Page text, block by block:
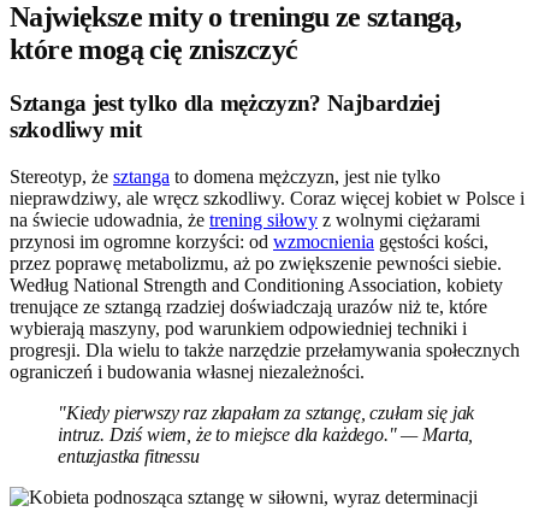
Największe mity o treningu ze sztangą,
które mogą cię zniszczyć
Sztanga jest tylko dla mężczyzn? Najbardziej
szkodliwy mit
Stereotyp, że sztanga to domena mężczyzn, jest nie tylko
nieprawdziwy, ale wręcz szkodliwy. Coraz więcej kobiet w Polsce i
na świecie udowadnia, że trening siłowy z wolnymi ciężarami
przynosi im ogromne korzyści: od wzmocnienia gęstości kości,
przez poprawę metabolizmu, aż po zwiększenie pewności siebie.
Według National Strength and Conditioning Association, kobiety
trenujące ze sztangą rzadziej doświadczają urazów niż te, które
wybierają maszyny, pod warunkiem odpowiedniej techniki i
progresji. Dla wielu to także narzędzie przełamywania społecznych
ograniczeń i budowania własnej niezależności.
"Kiedy pierwszy raz złapałam za sztangę, czułam się jak
intruz. Dziś wiem, że to miejsce dla każdego." — Marta,
entuzjastka fitnessu